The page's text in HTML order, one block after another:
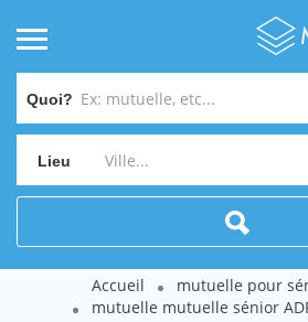
Quoi?
Lieu
Accueil
mutuelle pour
mutuelle mutuelle sénior